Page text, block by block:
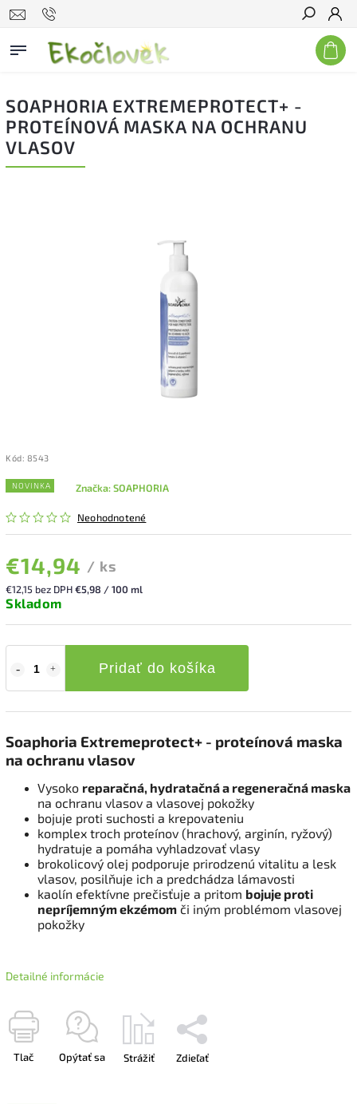
Hľadať
SOAPHORIA EXTREMEPROTECT+ -
PROTEÍNOVÁ MASKA NA OCHRANU
VLASOV
Kód: 8543
NOVINKA
Neohodnotené
Značka:SOAPHORIA
€14,94 / ks
€12,15 bez DPH€5,98 / 100 ml
Skladom
Pridať do košíka
Soaphoria Extremeprotect+ - proteínová maska
na ochranu vlasov
Vysoko reparačná, hydratačná a regeneračná maska
na ochranu vlasov a vlasovej pokožky
bojuje proti suchosti a krepovateniu
komplex troch proteínov (hrachový, arginín, ryžový)
hydratuje a pomáha vyhladzovať vlasy
brokolicový olej podporuje prirodzenú vitalitu a lesk
vlasov, posilňuje ich a predchádza lámavosti
kaolín efektívne prečisťuje a pritom bojuje proti
nepríjemným ekzémom či iným problémom vlasovej
pokožky
Detailné informácie
Tlač Opýtať sa Strážiť Zdieľať